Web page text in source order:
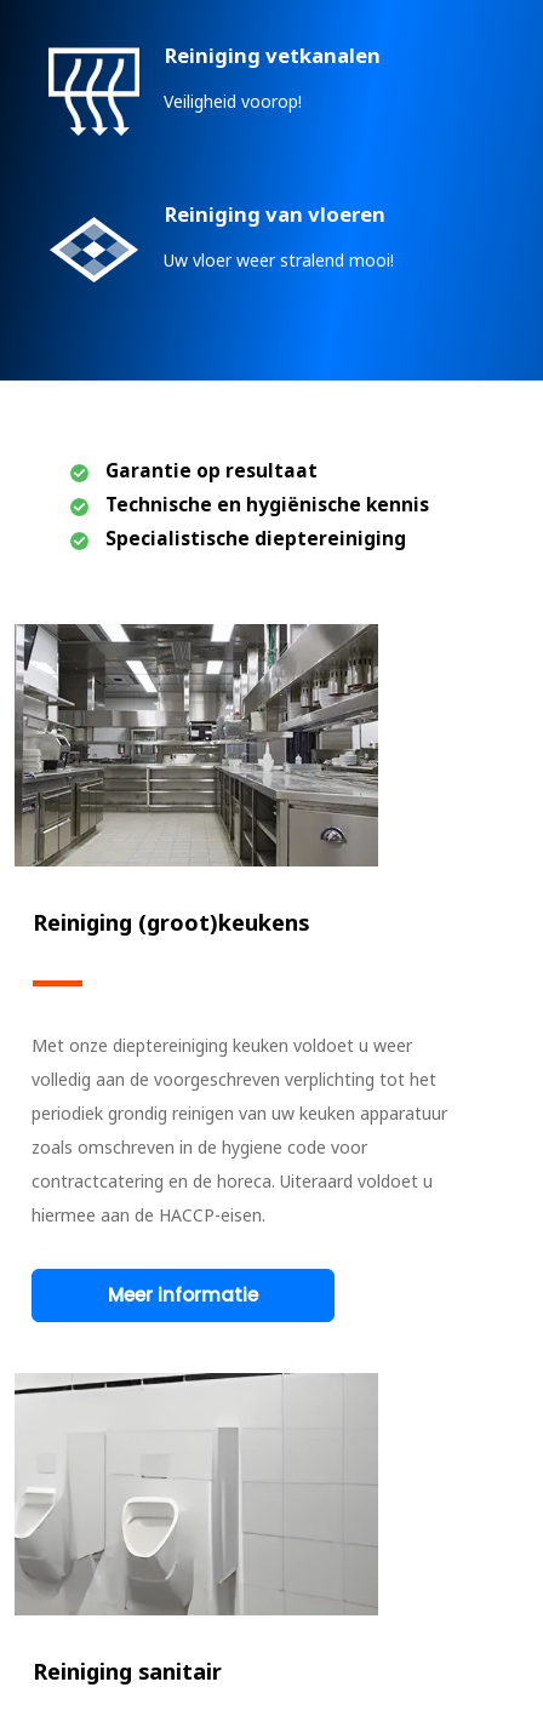
Reiniging vetkanalen
Veiligheid voorop!
Reiniging van vloeren
Uw vloer weer stralend mooi!
Garantie op resultaat
Technische en hygiënische kennis
Specialistische dieptereiniging
Reiniging (groot)keukens
Met onze dieptereiniging keuken voldoet u weer
volledig aan de voorgeschreven verplichting tot het
periodiek grondig reinigen van uw keuken apparatuur
zoals omschreven in de hygiene code voor
contractcatering en de horeca. Uiteraard voldoet u
hiermee aan de HACCP-eisen.
Meer informatie
Reiniging sanitair